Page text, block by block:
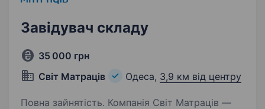
Завідувач складу
35 000 грн
Світ Матраців
Одеса, 3,9 км від центру
Повна зайнятість. Компанія Світ Матраців —